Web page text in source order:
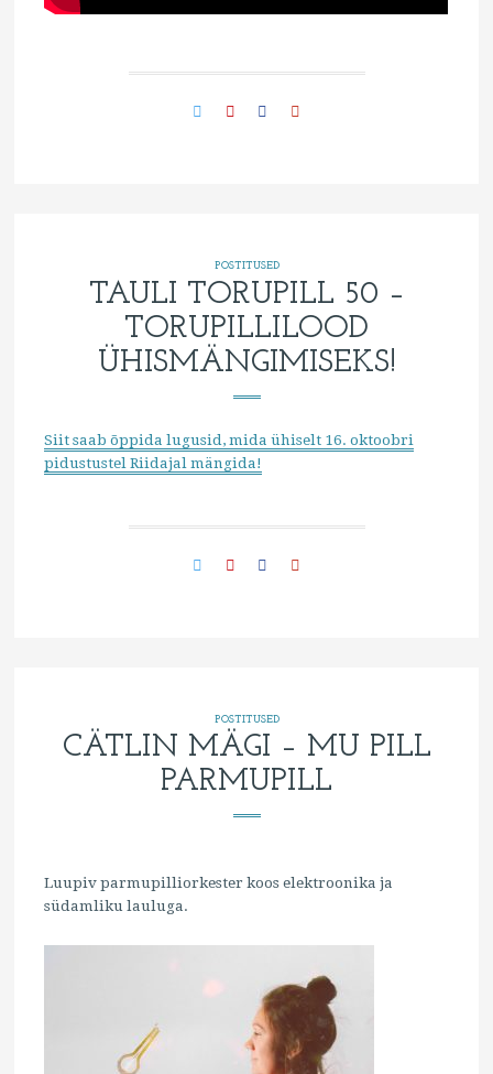
POSTITUSED
TAULI TORUPILL 50 –
TORUPILLILOOD
ÜHISMÄNGIMISEKS!
Siit saab õppida lugusid, mida ühiselt 16. oktoobri
pidustustel Riidajal mängida!
POSTITUSED
CÄTLIN MÄGI – MU PILL
PARMUPILL
Luupiv parmupilliorkester koos elektroonika ja
südamliku lauluga.